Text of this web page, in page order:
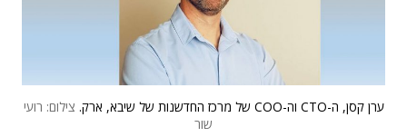
ערן קסן, ה-CTO וה-COO של מרכז החדשנות של שיבא, ארק.
צילום: רועי
שור